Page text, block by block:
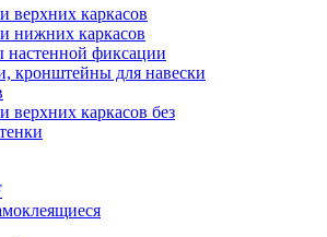
верхних каркасов
нижних каркасов
настенной фиксации
кронштейны для навески
верхних каркасов без